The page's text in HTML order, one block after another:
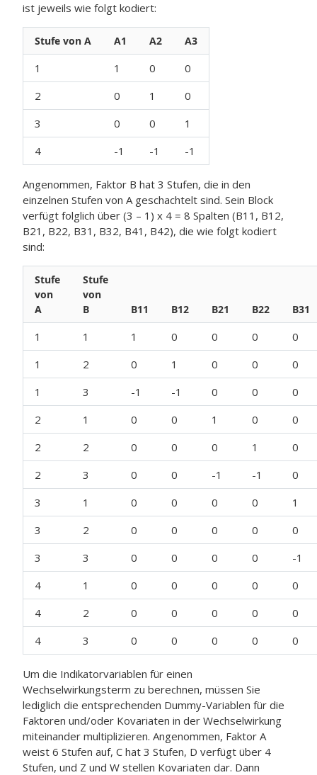
ist jeweils wie folgt kodiert:
Stufe von A A1 A2 A3
1 1 0
0
2
0 1
0
3
0 0
1
4
-1 -1 -1
Angenommen, Faktor B hat 3 Stufen, die in den
einzelnen Stufen von A geschachtelt sind. Sein Block
verfügt folglich über (3 – 1) x 4 = 8 Spalten (B11, B12,
B21, B22, B31, B32, B41, B42), die wie folgt kodiert
sind:
Stufe
von
A
Stufe
von
B
B11 B12 B21 B22 B31
1 1 1 0 0 0
0
1
2 0 1 0 0
0
1
3 -1 -1 0 0
0
2
1 0 0 1 0
0
2
2 0 0 0 1
0
2
3 0 0 -1 -1
0
3
1 0 0 0 0
1
3
2 0 0 0 0
0
3
3 0 0 0 0
-1
4
1 0 0 0 0
0
4
2 0 0 0 0
0
4
3 0 0 0 0 0
Um die Indikatorvariablen für einen
Wechselwirkungsterm zu berechnen, müssen Sie
lediglich die entsprechenden Dummy-Variablen für die
Faktoren und/oder Kovariaten in der Wechselwirkung
miteinander multiplizieren. Angenommen, Faktor A
weist 6 Stufen auf, C hat 3 Stufen, D verfügt über 4
Stufen, und Z und W stellen Kovariaten dar. Dann